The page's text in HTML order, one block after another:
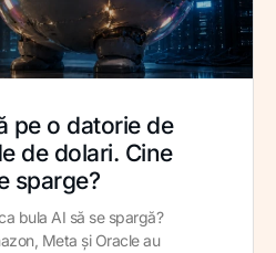
pe o datorie de
de dolari. Cine
sparge?
bula AI să se spargă?
Meta și Oracle au